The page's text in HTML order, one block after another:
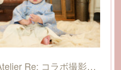
【募集】cocobebe×Atelier Re: コラボ撮影会～端午の節句撮影会2024@愛媛県松山市